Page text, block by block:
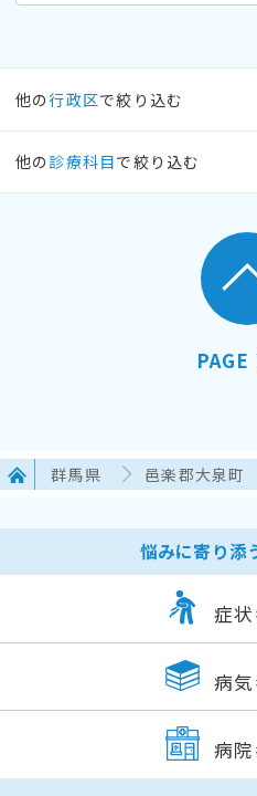
他の行政区で絞り込む
他の 診療科目で絞り込む
PAGE
群馬県 邑楽郡大泉町
悩みに寄り添
症状
病気
病院